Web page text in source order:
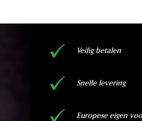
Veilig betalen
Snelle levering
Europese eigen